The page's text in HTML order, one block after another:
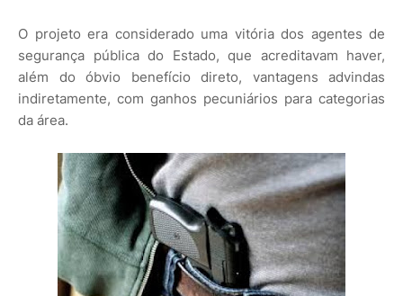
O projeto era considerado uma vitória dos agentes de
segurança pública do Estado, que acreditavam haver,
além do óbvio benefício direto, vantagens advindas
indiretamente, com ganhos pecuniários para categorias
da área.